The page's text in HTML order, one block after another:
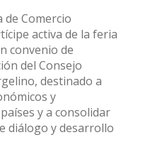
de Comercio
activa de la feria
convenio de
del Consejo
destinado a
y
y a consolidar
diálogo y desarrollo